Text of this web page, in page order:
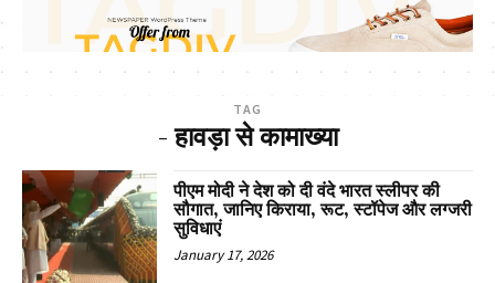
TAG
- हावड़ा से कामाख्या
पीएम मोदी ने देश को दी वंदे भारत स्लीपर की
सौगात, जानिए किराया, रूट, स्टॉपेज और लग्जरी
सुविधाएं
January 17, 2026